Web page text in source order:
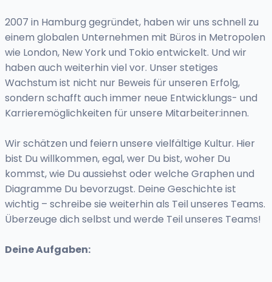
2007 in Hamburg gegründet, haben wir uns schnell zu
einem globalen Unternehmen mit Büros in Metropolen
wie London, New York und Tokio entwickelt. Und wir
haben auch weiterhin viel vor. Unser stetiges
Wachstum ist nicht nur Beweis für unseren Erfolg,
sondern schafft auch immer neue Entwicklungs- und
Karrieremöglichkeiten für unsere Mitarbeiter:innen.
Wir schätzen und feiern unsere vielfältige Kultur. Hier
bist Du willkommen, egal, wer Du bist, woher Du
kommst, wie Du aussiehst oder welche Graphen und
Diagramme Du bevorzugst. Deine Geschichte ist
wichtig – schreibe sie weiterhin als Teil unseres Teams.
Überzeuge dich selbst und werde Teil unseres Teams!
Deine Aufgaben: